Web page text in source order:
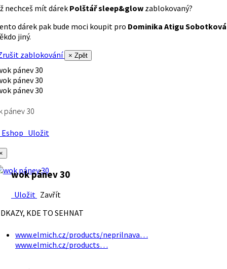
nechceš mít dárek Polštář sleep&glow zablokovaný?
dárek pak bude moci koupit pro Dominika Atigu Sobotková
jiný.
zablokování
× Zpět
pánev 30
Uložit
wok pánev 30
Uložit Zavřít
KDE TO SEHNAT
www.elmich.cz/products/neprilnava…
www.elmich.cz/products…